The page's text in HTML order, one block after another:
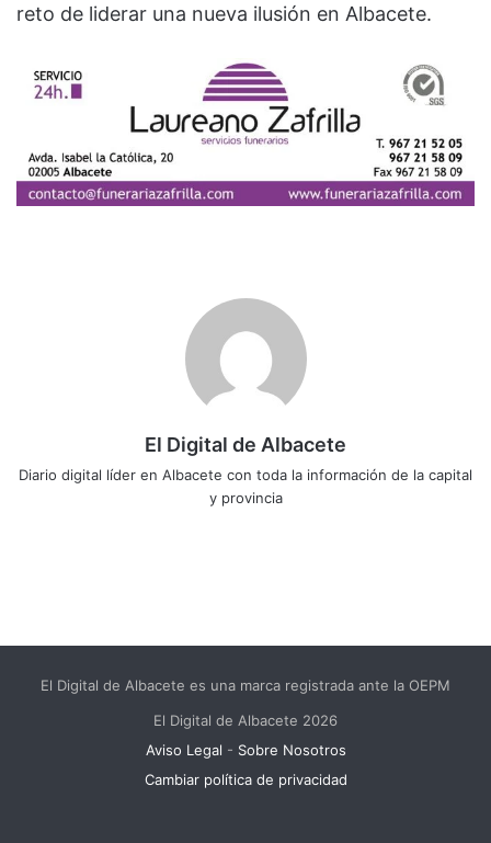
reto de liderar una nueva ilusión en Albacete.
El Digital de Albacete
Diario digital líder en Albacete con toda la información de la capital
y provincia
El Digital de Albacete es una marca registrada ante la OEPM
El Digital de Albacete 2026
Aviso Legal - Sobre Nosotros
Cambiar política de privacidad